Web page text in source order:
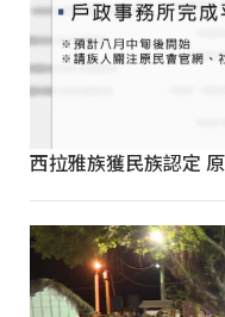
西拉雅族獲民族認定